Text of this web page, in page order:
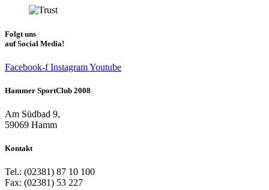
Folgt uns
auf Social Media!
Facebook-f InstagramYoutube
Hammer SportClub 2008
Am Südbad 9,
59069 Hamm
Kontakt
Tel.: (02381) 87 10 100
Fax: (02381) 53 227